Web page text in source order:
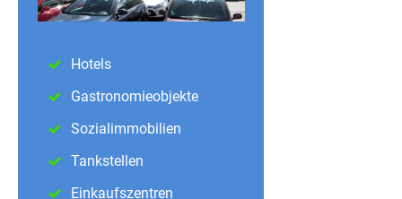
Hotels
Gastronomieobjekte
Sozialimmobilien
Tankstellen
Einkaufszentren